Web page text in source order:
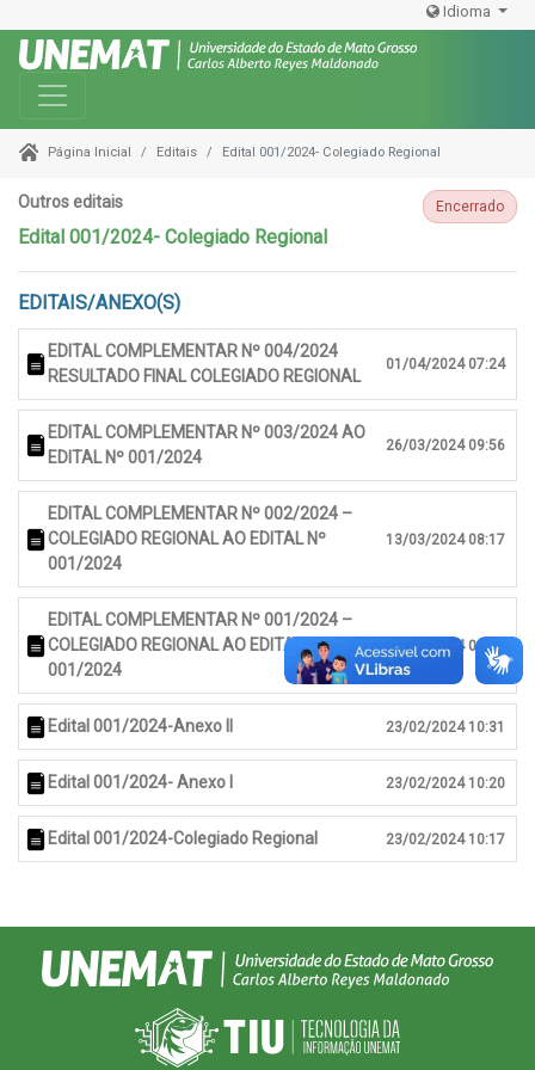
Idioma
Toggle navigation
Página Inicial Editais Edital 001/2024- Colegiado Regional
Outros editais Encerrado
Edital 001/2024- Colegiado Regional
EDITAIS/ANEXO(S)
EDITAL COMPLEMENTAR Nº 004/2024
RESULTADO FINAL COLEGIADO REGIONAL
01/04/2024 07:24
EDITAL COMPLEMENTAR Nº 003/2024 AO
EDITAL Nº 001/2024
26/03/2024 09:56
EDITAL COMPLEMENTAR Nº 002/2024 –
COLEGIADO REGIONAL AO EDITAL Nº
001/2024
13/03/2024 08:17
EDITAL COMPLEMENTAR Nº 001/2024 –
COLEGIADO REGIONAL AO EDITAL Nº
001/2024
08/03/2024 09:55
Edital 001/2024-Anexo II 23/02/2024 10:31
Edital 001/2024- Anexo I 23/02/2024 10:20
Edital 001/2024-Colegiado Regional 23/02/2024 10:17